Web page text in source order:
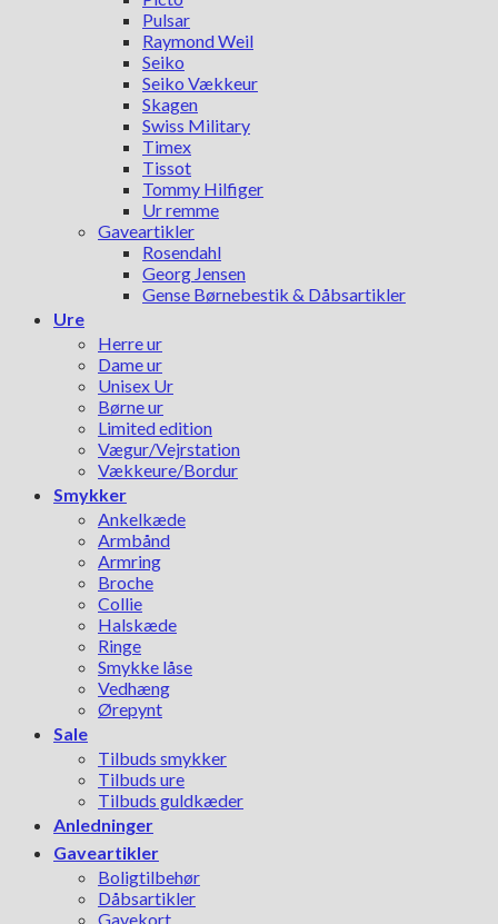
Pulsar
Raymond Weil
Seiko
Seiko Vækkeur
Skagen
Swiss Military
Timex
Tissot
Tommy Hilfiger
Ur remme
Gaveartikler
Rosendahl
Georg Jensen
Gense Børnebestik & Dåbsartikler
Ure
Herre ur
Dame ur
Unisex Ur
Børne ur
Limited edition
Vægur/Vejrstation
Vækkeure/Bordur
Smykker
Ankelkæde
Armbånd
Armring
Broche
Collie
Halskæde
Ringe
Smykke låse
Vedhæng
Ørepynt
Sale
Tilbuds smykker
Tilbuds ure
Tilbuds guldkæder
Anledninger
Gaveartikler
Boligtilbehør
Dåbsartikler
Gavekort